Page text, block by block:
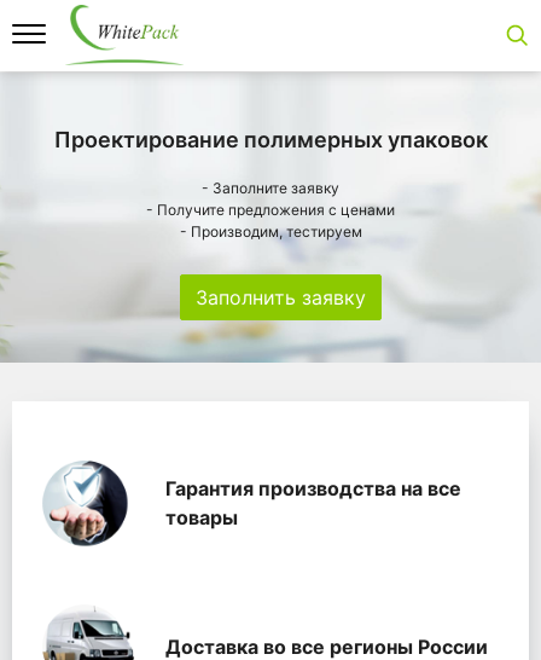
Проектирование полимерных упаковок
- Заполните заявку
- Получите предложения с ценами
- Производим, тестируем
Заполнить заявку
WhitePackГарантия производства на все
товары
Доставка во все регионы России